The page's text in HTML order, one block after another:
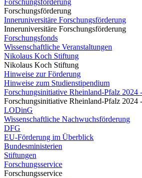
Forschungsförderung
Forschungsförderung
Inneruniversitäre Forschungsförderung
Inneruniversitäre Forschungsförderung
Forschungsfonds
Wissenschaftliche Veranstaltungen
Nikolaus Koch Stiftung
Nikolaus Koch Stiftung
Hinweise zur Förderung
Hinweise zum Studienstipendium
Forschungsinitiative Rheinland-Pfalz 2024
Forschungsinitiative Rheinland-Pfalz 2024
LODinG
Wissenschaftliche Nachwuchsförderung
DFG
EU-Förderung im Überblick
Bundesministerien
Stiftungen
Forschungsservice
Forschungsservice